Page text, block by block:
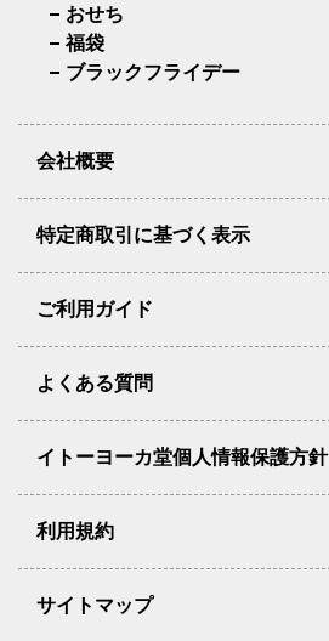
おせち
福袋
ブラックフライデー
会社概要
特定商取引に基づく表示
ご利用ガイド
よくある質問
イトーヨーカ堂個人情報保護方針
利用規約
サイトマップ